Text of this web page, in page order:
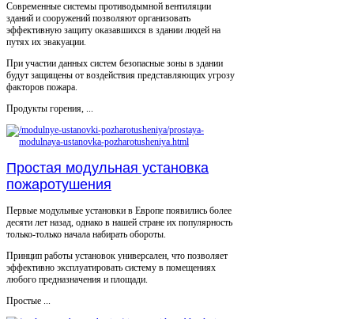
Современные системы противодымной вентиляции
зданий и сооружений позволяют организовать
эффективную защиту оказавшихся в здании людей на
путях их эвакуации.
При участии данных систем безопасные зоны в здании
будут защищены от воздействия представляющих угрозу
факторов пожара.
Продукты горения, ...
Простая модульная установка
пожаротушения
Первые модульные установки в Европе появились более
десяти лет назад, однако в нашей стране их популярность
только-только начала набирать обороты.
Принцип работы установок универсален, что позволяет
эффективно эксплуатировать систему в помещениях
любого предназначения и площади.
Простые ...